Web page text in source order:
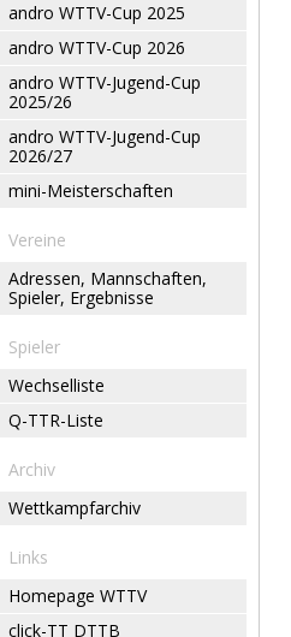
andro WTTV-Cup 2025
andro WTTV-Cup 2026
andro WTTV-Jugend-Cup
2025/26
andro WTTV-Jugend-Cup
2026/27
mini-Meisterschaften
Vereine
Adressen, Mannschaften,
Spieler, Ergebnisse
Spieler
Wechselliste
Q-TTR-Liste
Archiv
Wettkampfarchiv
Links
Homepage WTTV
click-TT DTTB